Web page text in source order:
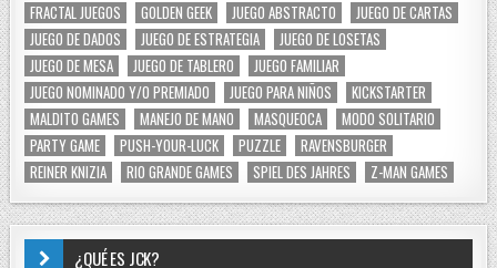
FRACTAL JUEGOS
GOLDEN GEEK JUEGO ABSTRACTO
JUEGO DE CARTAS
JUEGO DE DADOS
JUEGO DE ESTRATEGIA
JUEGO DE LOSETAS
JUEGO DE MESA
JUEGO DE TABLERO
JUEGO FAMILIAR
JUEGO NOMINADO Y/O PREMIADO
JUEGO PARA NIÑOS
KICKSTARTER
MALDITO GAMES
MANEJO DE MANO MASQUEOCA
MODO SOLITARIO
PARTY GAME
PUSH-YOUR-LUCK PUZZLE
RAVENSBURGER
REINER KNIZIA
RIO GRANDE GAMES SPIEL DES JAHRES Z-MAN GAMES
¿QUÉ ES JCK?